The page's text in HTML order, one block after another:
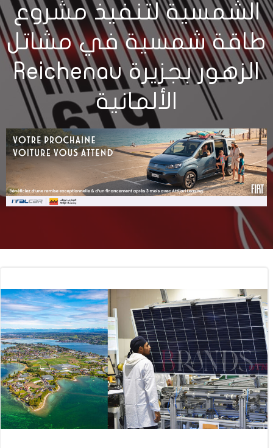
الشمسية لتنفيذ مشروع
طاقة شمسية في مشاتل
الزهور بجزيرة Reichenau
الألمانية